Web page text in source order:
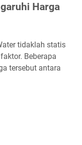
Harga
tidaklah statis
Beberapa
tersebut antara